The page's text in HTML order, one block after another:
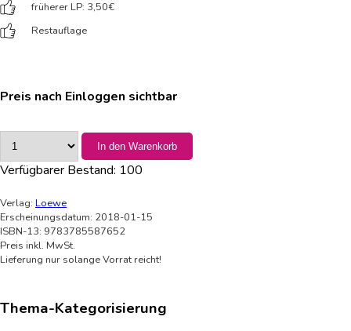
früherer LP: 3,50€
Restauflage
Preis nach Einloggen sichtbar
In den Warenkorb
Verfügbarer Bestand: 100
Verlag: Loewe
Erscheinungsdatum: 2018-01-15
ISBN-13: 9783785587652
Preis inkl. MwSt.
Lieferung nur solange Vorrat reicht!
Thema-Kategorisierung